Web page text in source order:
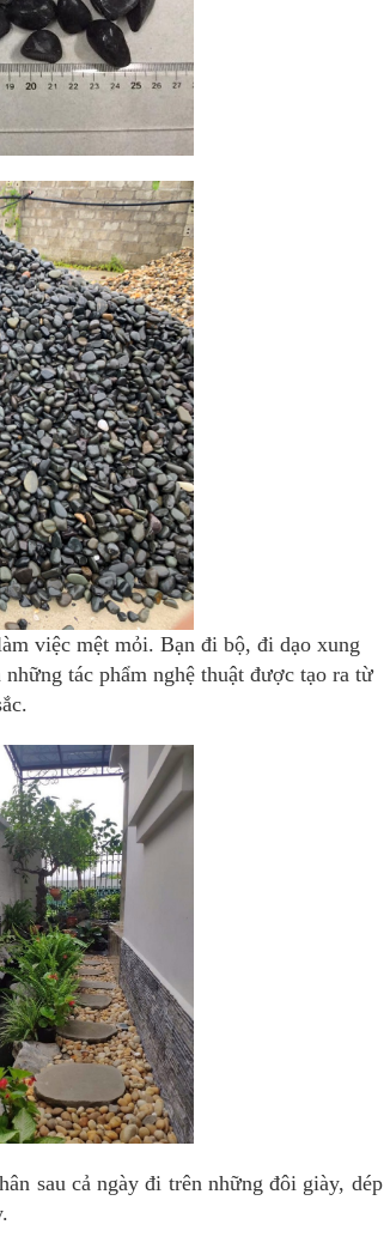
việc mệt mỏi. Bạn đi bộ, đi dạo xung
tác phẩm nghệ thuật được tạo ra từ
sau cả ngày đi trên những đôi giày, dép